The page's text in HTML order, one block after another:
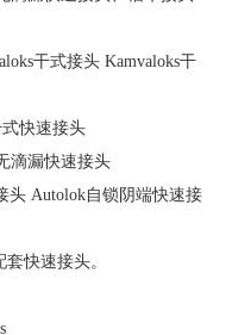
干式接头 Kamvaloks干
快速接头
滴漏快速接头
头 Autolok自锁阴端快速接
快速接头。